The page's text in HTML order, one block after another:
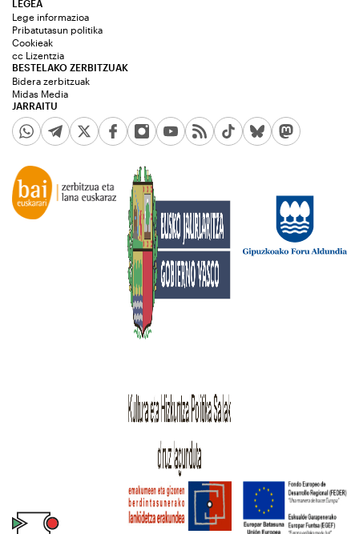
JARRAITU
LEGEA
Lege informazioa
Pribatutasun politika
Cookieak
cc Lizentzia
BESTELAKO ZERBITZUAK
Bidera zerbitzuak
Midas Media